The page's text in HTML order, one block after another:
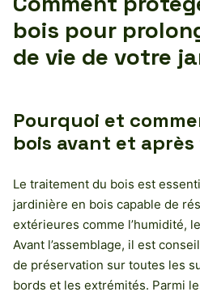
bois pour
de vie de votre
Pourquoi et
bois avant et
Le traitement du bois est
jardinière en bois capable de
extérieures comme l’humidité,
Avant l’assemblage, il est
de préservation sur toutes les
bords et les extrémités. Parmi